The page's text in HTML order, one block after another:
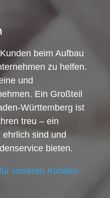
beim Aufbau
zu helfen.
und
Ein Großteil
Württemberg ist
treu – ein
sind und
bieten.
unseren Kunden